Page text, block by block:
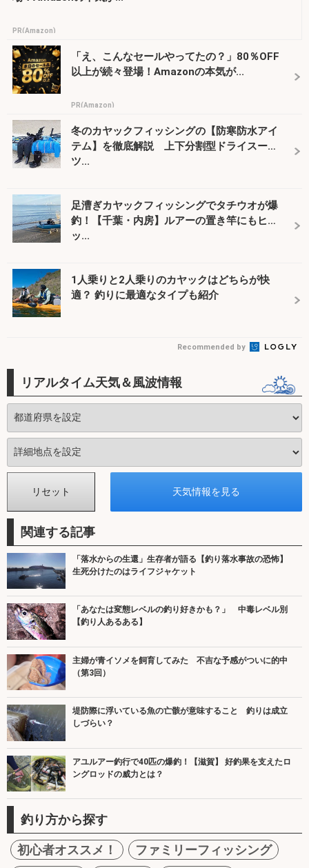
PR(Amazon)
「え、こんなセールやってたの？」80％OFF
以上が続々登場！Amazonの本気が...
PR(Amazon)
冬のカヤックフィッシングの【防寒防水アイ
テム】を徹底解説 上下分割型ドライスー
ツ...
足漕ぎカヤックフィッシングでタチウオが爆
釣！【千葉・内房】ルアーの置き竿にもヒ
ッ...
1人乗りと2人乗りのカヤックはどちらが快
適？ 釣りに最適なタイプも紹介
Recommended by
リアルタイム天気＆風波情報
関連する記事
「落水からの生還」生存者が語る【釣り落水事故の恐怖】
生死分けたのはライフジャケット
「あなたは変態レベルの釣り好きかも？」 中毒レベル別
【釣り人あるある】
主婦が青イソメを飼育してみた 不吉な予感がついに的中
（第3回）
堤防際に浮いている魚の亡骸が意味すること 釣りは成立
しづらい？
アユルアー釣行で40匹の爆釣！【滋賀】 好釣果を支えたロ
ングロッドの威力とは？
釣り方から探す
初心者オススメ！
ファミリーフィッシング